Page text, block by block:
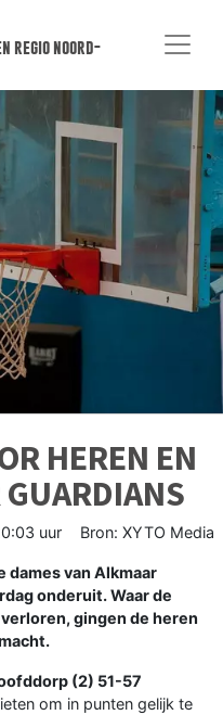
regio noord-
HEREN EN
uur Bron: XYTO Media
dames van Alkmaar
onderuit. Waar de
gingen de heren
(2) 51-57
om in punten gelijk te